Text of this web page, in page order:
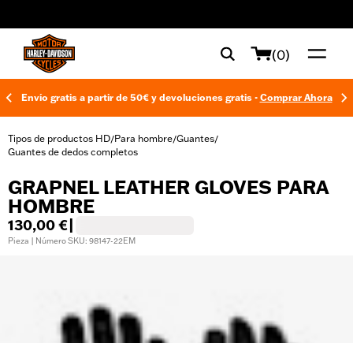
(0)
Envío gratis a partir de 50€ y devoluciones gratis - Comprar Ahora
Tipos de productos HD/Para hombre/Guantes/
Guantes de dedos completos
GRAPNEL LEATHER GLOVES PARA
HOMBRE
130,00 €
Pieza | Número SKU: 98147-22EM